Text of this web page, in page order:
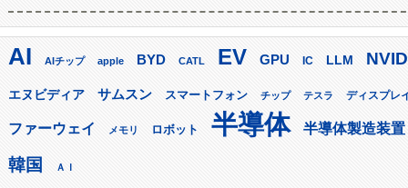
AI AIチップ apple BYD CATL EV GPU IC LLM
エヌビディア サムスン スマートフォン チップ テスラ ディスプレ
ファーウェイ メモリ ロボット 半導体 半導体製造装置
韓国 ＡＩ